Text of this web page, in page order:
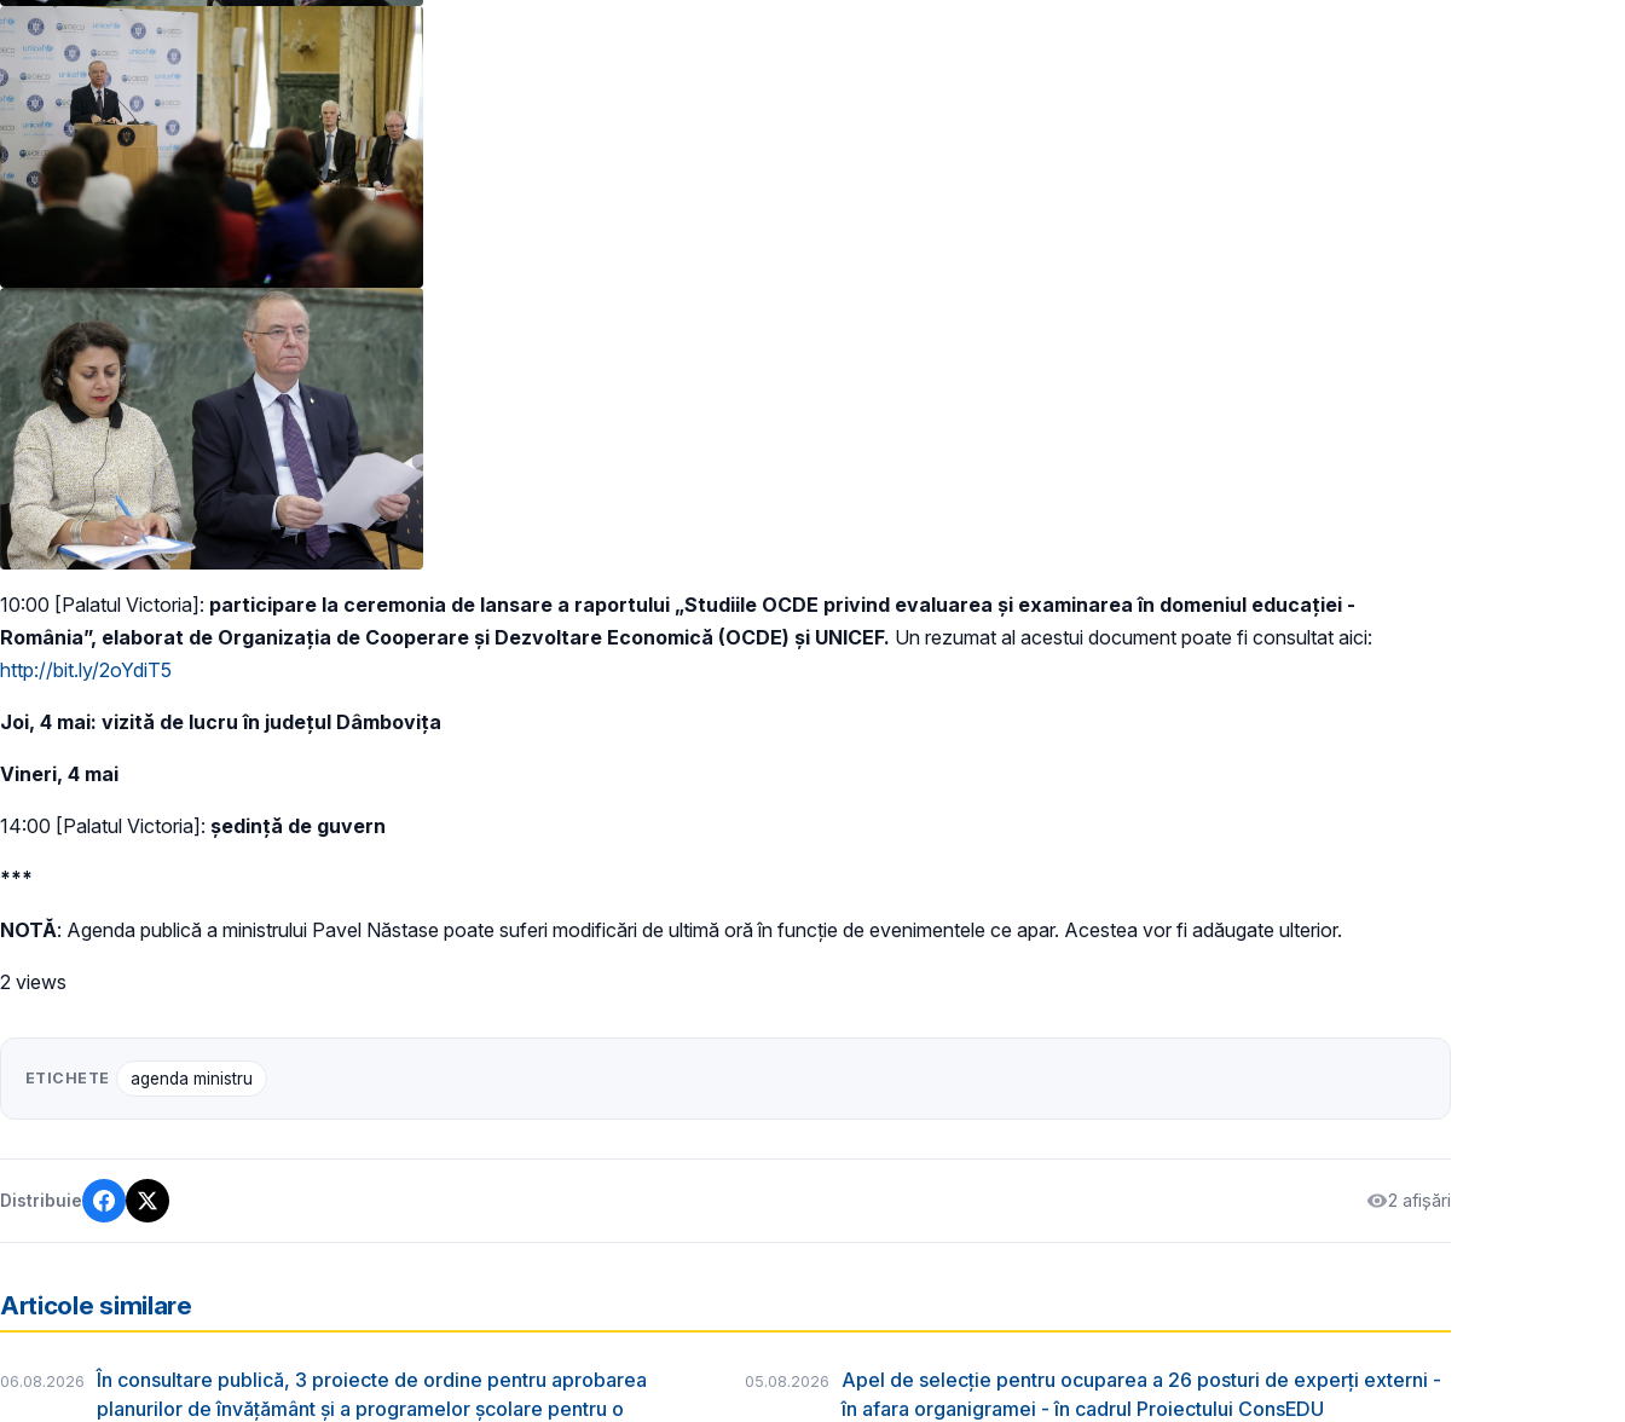
10:00 [Palatul Victoria]: participare la ceremonia de lansare a raportului „Studiile OCDE privind evaluarea și examinarea în domeniul educației -
România”, elaborat de Organizația de Cooperare și Dezvoltare Economică (OCDE) și UNICEF. Un rezumat al acestui document poate fi consultat aici:
http://bit.ly/2oYdiT5
Joi, 4 mai: vizită de lucru în județul Dâmbovița
Vineri, 4 mai
14:00 [Palatul Victoria]: ședință de guvern
***
NOTĂ: Agenda publică a ministrului Pavel Năstase poate suferi modificări de ultimă oră în funcție de evenimentele ce apar. Acestea vor fi adăugate ulterior.
2 views
ETICHETE agenda ministru
Distribuie 2 afișări
Articole similare
06.08.2026
În consultare publică, 3 proiecte de ordine pentru aprobarea
planurilor de învățământ și a programelor școlare pentru o
05.08.2026
Apel de selecție pentru ocuparea a 26 posturi de experți externi -
în afara organigramei - în cadrul Proiectului ConsEDU